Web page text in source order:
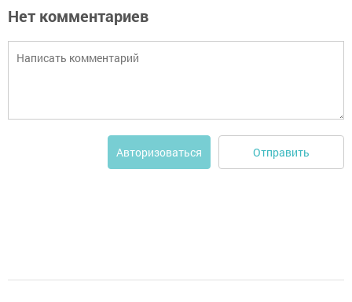
Нет комментариев
Авторизоваться Отправить